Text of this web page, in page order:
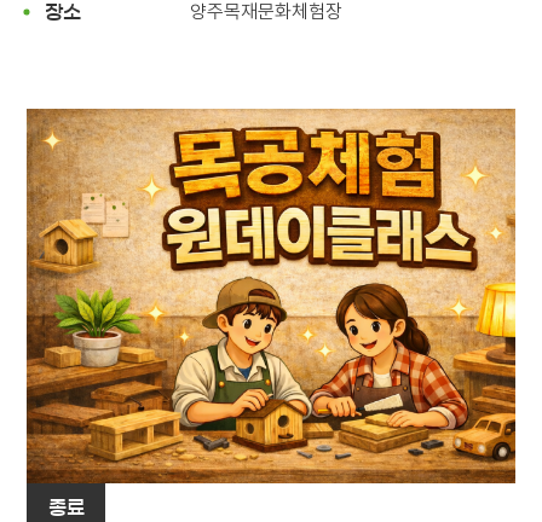
장소 양주목재문화체험장
종료